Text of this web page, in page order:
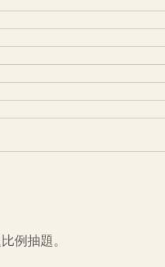
例抽題。